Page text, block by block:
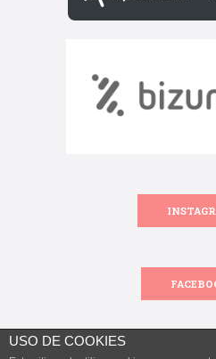
USO DE COOKIES